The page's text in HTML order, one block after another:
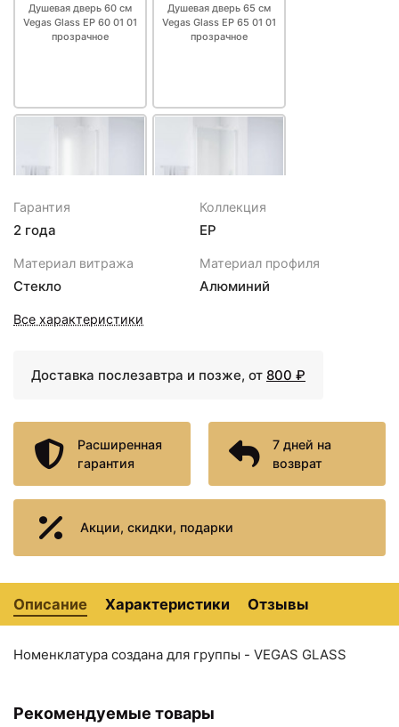
Душевая дверь 60 см
Vegas Glass ЕР 60 01 01
прозрачное
Душевая дверь 65 см
Vegas Glass ЕР 65 01 01
прозрачное
26216 ₽
Душевая дверь 60 см
Vegas Glass ЕР 60 01 10
26437 ₽
Душевая дверь 70 см
Vegas Glass ЕР 70 01 01
26877 ₽
прозрачное
27318 ₽
прозрачное
Гарантия
2 года
Коллекция
EP
Материал витража
Стекло
Материал профиля
Алюминий
Все характеристики
Доставка послезавтра и позже, от 800 ₽
Расширенная
гарантия
7 дней на
возврат
Акции, скидки, подарки
Описание Характеристики Отзывы
Номенклатура создана для группы - VEGAS GLASS
Рекомендуемые товары